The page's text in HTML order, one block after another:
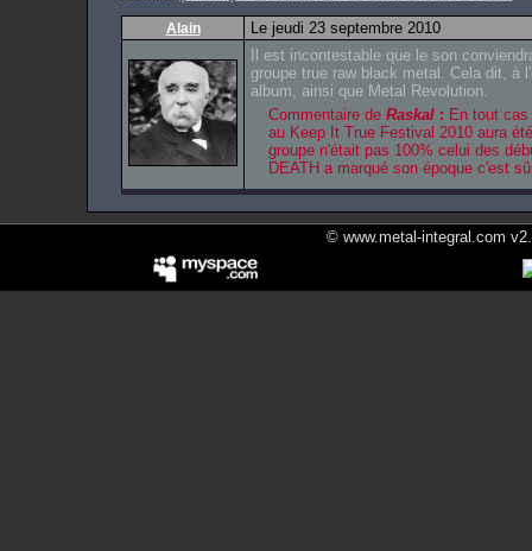
Alain
Le jeudi 23 septembre 2010
Il est incontestable que le son
groupe true raw black metal. Cela dit, à
album, ainsi que Metal Revolution.
Commentaire de Raskal : En tout
au Keep It True Festival 2010 aura
groupe n'était pas 100% celui des
DEATH a marqué son époque c'est
© www.metal-integral.com